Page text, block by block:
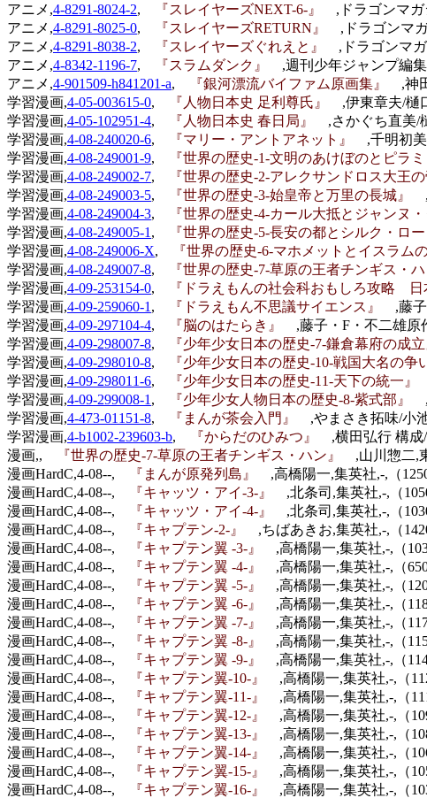
アニメ,4-8291-8024-2, 『スレイヤーズNEXT-6-』 ,ドラゴンマ
アニメ,4-8291-8025-0, 『スレイヤーズRETURN』 ,ドラゴンマ
アニメ,4-8291-8038-2, 『スレイヤーズぐれえと』 ,ドラゴンマ
アニメ,4-8342-1196-7, 『スラムダンク』 ,週刊少年ジャンプ編
アニメ,4-901509-h841201-a, 『銀河漂流バイファム原画集』 ,神
学習漫画,4-05-003615-0, 『人物日本史 足利尊氏』 ,伊東章夫/樋
学習漫画,4-05-102951-4, 『人物日本史 春日局』 ,さかぐち直美/
学習漫画,4-08-240020-6, 『マリー・アントアネット』 ,千明初
学習漫画,4-08-249001-9, 『世界の歴史-1-文明のあけぼのとピラ
学習漫画,4-08-249002-7, 『世界の歴史-2-アレクサンドロス大王
学習漫画,4-08-249003-5, 『世界の歴史-3-始皇帝と万里の長城』
学習漫画,4-08-249004-3, 『世界の歴史-4-カール大抵とジャンヌ
学習漫画,4-08-249005-1 , 『世界の歴史-5-長安の都とシルク・ロ
学習漫画,4-08-249006-X, 『世界の歴史-6-マホメットとイスラム
学習漫画,4-08-249007-8, 『世界の歴史-7-草原の王者チンギス・
学習漫画,4-09-253154-0, 『ドラえもんの社会科おもしろ攻略 日
学習漫画,4-09-259060-1 , 『ドラえもん不思議サイエンス』 ,藤
学習漫画,4-09-297104-4, 『脳のはたらき』 ,藤子・F・不二雄原
学習漫画,4-09-298007-8, 『少年少女日本の歴史-7-鎌倉幕府の成
学習漫画,4-09-298010-8, 『少年少女日本の歴史-10-戦国大名の争
学習漫画,4-09-298011-6, 『少年少女日本の歴史-11-天下の統一』
学習漫画,4-09-299008-1 , 『少年少女人物日本の歴史-8-紫式部』
学習漫画,4-473-01151-8, 『まんが茶会入門』 ,やまさき拓味/小
学習漫画,4-b1002-239603-b, 『からだのひみつ』 ,横田弘行 構
漫画,, 『世界の歴史-7-草原の王者チンギス・ハン』 ,山川惣二,
漫画HardC,4-08--, 『まんが原発列島』 ,高橋陽一,集英社,-,（
漫画HardC,4-08--, 『キャッツ・アイ-3-』 ,北条司,集英社,-,（
漫画HardC,4-08--, 『キャッツ・アイ-4-』 ,北条司,集英社,-,（
漫画HardC,4-08--, 『キャプテン-2-』 ,ちばあきお,集英社,-,（
漫画HardC,4-08--, 『キャプテン翼 -3-』 ,高橋陽一,集英社,-,（
漫画HardC,4-08--, 『キャプテン翼 -4-』 ,高橋陽一,集英社,-,（
漫画HardC,4-08--, 『キャプテン翼 -5-』 ,高橋陽一,集英社,-,（
漫画HardC,4-08--, 『キャプテン翼 -6-』 ,高橋陽一,集英社,-,（
漫画HardC,4-08--, 『キャプテン翼 -7-』 ,高橋陽一,集英社,-,（
漫画HardC,4-08--, 『キャプテン翼 -8-』 ,高橋陽一,集英社,-,（
漫画HardC,4-08--, 『キャプテン翼 -9-』 ,高橋陽一,集英社,-,（
漫画HardC,4-08--, 『キャプテン翼-10-』 ,高橋陽一,集英社,-,（
漫画HardC,4-08--, 『キャプテン翼-11-』 ,高橋陽一,集英社,-,（
漫画HardC,4-08--, 『キャプテン翼-12-』 ,高橋陽一,集英社,-,（
漫画HardC,4-08--, 『キャプテン翼-13-』 ,高橋陽一,集英社,-,（
漫画HardC,4-08--, 『キャプテン翼-14-』 ,高橋陽一,集英社,-,（
漫画HardC,4-08--, 『キャプテン翼-15-』 ,高橋陽一,集英社,-,（
漫画HardC,4-08--, 『キャプテン翼-16-』 ,高橋陽一,集英社,-,（